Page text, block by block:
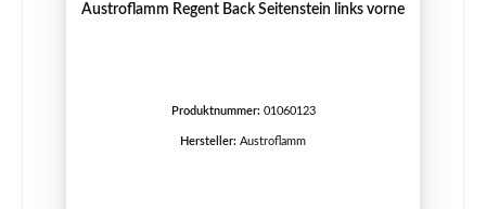
Austroflamm Regent Back Seitenstein links vorne
Produktnummer: 01060123
Hersteller: Austroflamm